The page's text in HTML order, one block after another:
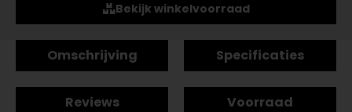
Bekijk winkelvoorraad
Omschrijving Specificaties
Reviews Voorraad